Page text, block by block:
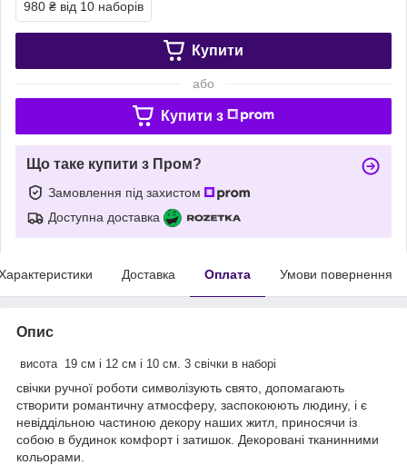
980 ₴ від 10 наборів
Купити
або
Купити з
Що таке купити з Пром?
Замовлення під захистом
Доступна доставка
Доставка Оплата Умови повернення
Опис
висота 19 см і 12 см і 10 см. 3 свічки в наборі
свічки ручної роботи символізують свято, допомагають
створити романтичну атмосферу, заспокоюють людину, і є
невіддільною частиною декору наших житл, приносячи із
собою в будинок комфорт і затишок. Декоровані тканинними
кольорами.